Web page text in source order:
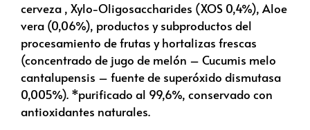
cerveza , Xylo-Oligosaccharides (XOS 0,4%), Aloe
vera (0,06%), productos y subproductos del
procesamiento de frutas y hortalizas frescas
(concentrado de jugo de melón – Cucumis melo
cantalupensis – fuente de superóxido dismutasa
0,005%). *purificado al 99,6%, conservado con
antioxidantes naturales.